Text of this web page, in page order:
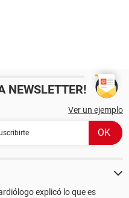
NEWSLETTER!
Ver un ejemplo
explicó lo que es